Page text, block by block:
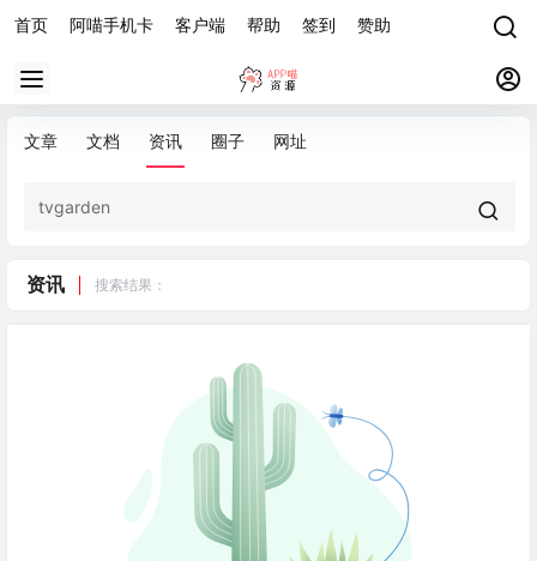
首页 阿喵手机卡 客户端 帮助 签到 赞助
文章 文档 资讯 圈子 网址
资讯 搜索结果：